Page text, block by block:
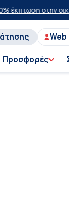
στην
Προσφορές